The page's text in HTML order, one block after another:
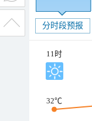
分时段预报
11时
32℃